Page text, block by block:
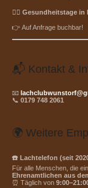
🧘‍♀️ Gesundheitstage in
👉 Auf Anfrage buchbar!
📬 Kontakt &
📧
📞 0179 748 2061
🌍 Weitere
☎️ Lachtelefon (seit
Für alle Menschen, die
Ehrenamtlichen aus
⏰ Täglich von